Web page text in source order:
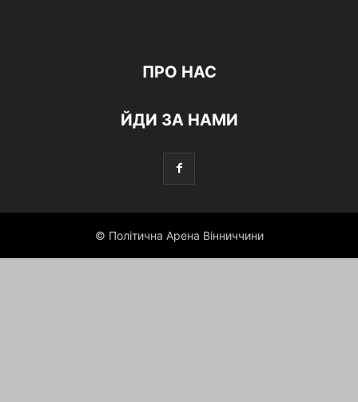
ПРО НАС
ЙДИ ЗА НАМИ
© Політична Арена Вінниччини